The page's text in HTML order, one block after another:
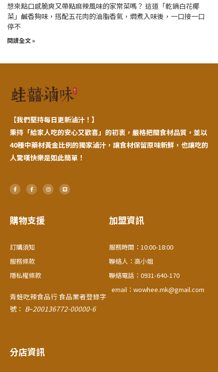
想來點口感脆爽又帶點麻辣風味的家常菜嗎？ 這道「乾鍋白花椰
菜」鹹香夠味，搭配五花肉的油脂香氣，燜煮入味後，一口接一口
停不
閱讀全文 »
【我們堅持每日更新滷汁！】
秉持「給家人吃的安心又歡喜」的初衷，嚴格把關食材品質，並以
40種中藥材黃金比例的獨家滷汁，讓食材保留原味新鮮，也讓吃的
人驚嘆快樂是如此簡單！
F
a
c
k
-
F
a
c
k
-
I
n
s
L
i
n
購物支援
訂購須知
服務條款
隱私權條款
青蛙吃辣食品行 食品業者登錄字
號： B–200136772-00000-6
加盟資訊
服務時間：10:00-18:00
聯絡人：高小姐
聯絡電話：0931-640-170
email：wowhee.mk@gmail.com
分店資訊